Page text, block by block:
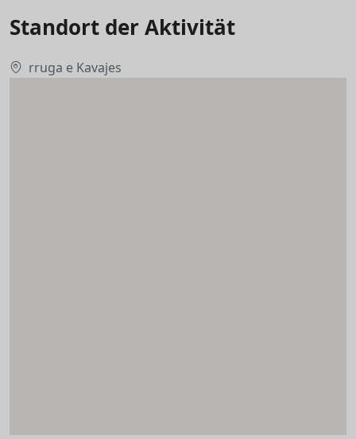
Standort der Aktivität
rruga e Kavajes